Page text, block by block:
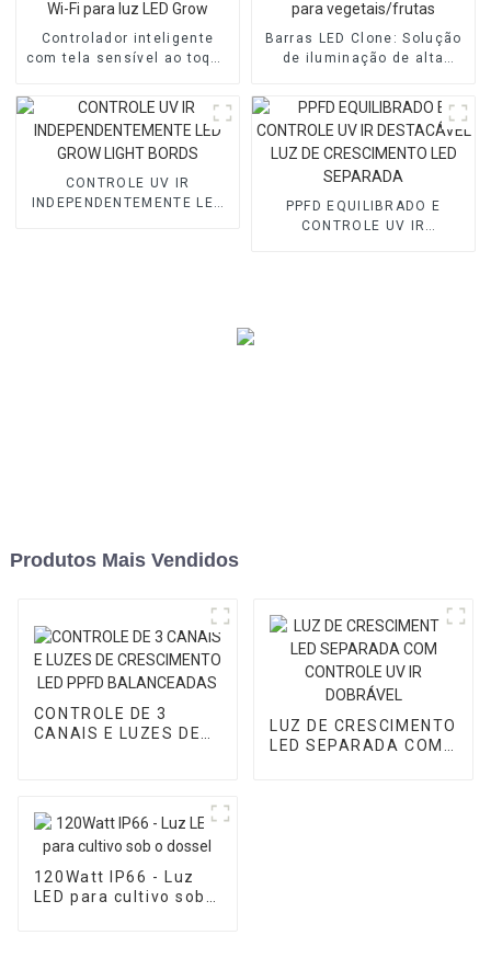
Controlador inteligente
com tela sensível ao toque
Grow
Barras LED Clone: ​​Solução
de iluminação de alta
vegetais/frutas
CONTROLE UV IR
INDEPENDENTEMENTE LED
PPFD EQUILIBRADO E
CONTROLE UV IR
Produtos Mais Vendidos
CONTROLE DE 3
CANAIS E LUZES DE
LUZ DE CRESCIMENTO
LED SEPARADA COM
120Watt IP66 - Luz
LED para cultivo sob o